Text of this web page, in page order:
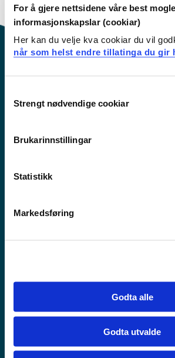
For å gjere nettsidene våre best
informasjonskapslar (cookiar)
Her kan du velje kva cookiar du vil
når som helst endre tillatinga du gir
Selection
Strengt nødvendige cookiar
Brukarinnstillingar
Statistikk
Markedsføring
Godta alle
Godta utvalde
engelsk emneplan ved å klikke på